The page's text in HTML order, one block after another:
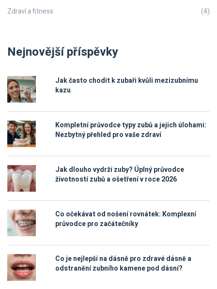
Zdraví a fitness (4)
Nejnovější příspěvky
Jak často chodit k zubaři kvůli mezizubnímu
kazu
Kompletní průvodce typy zubů a jejich úlohami:
Nezbytný přehled pro vaše zdraví
Jak dlouho vydrží zuby? Úplný průvodce
životností zubů a ošetření v roce 2026
Co očekávat od nošení rovnátek: Komplexní
průvodce pro začátečníky
Co je nejlepší na dásně pro zdravé dásně a
odstranění zubního kamene pod dásní?